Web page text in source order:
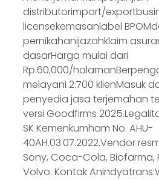
distributorimport/
licensekemasanlabel
pernikahanijazahklaim
dasarHarga mulai dari
Rp.60,000/
melayani 2.700 klienMasuk
penyedia jasa terjemahan
versi Goodfirms
SK Kemenkumham No. AHU-
40AH.03.07.2022.Vendor
Sony, Coca-Cola, Biofarma,
Volvo. Kontak